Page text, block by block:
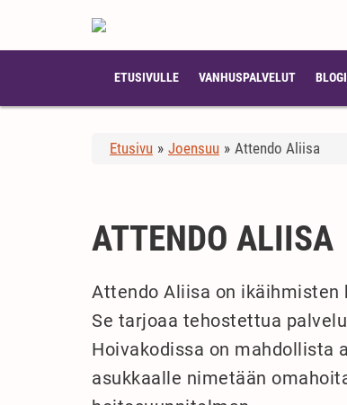
ETUSIVULLE VANHUSPALVELUT BLOGI
Etusivu » Joensuu » Attendo Aliisa
ATTENDO ALIISA
Attendo Aliisa on ikäihmisten
Se tarjoaa tehostettua
Hoivakodissa on mahdollista
asukkaalle nimetään